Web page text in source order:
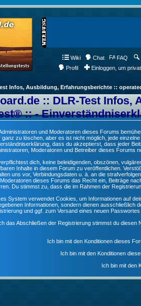
Wiki Chat FAQ
Profil
Einloggen, um
Infos, Ausbildung, Erfahrungsberichte ::
:: DLR-Test
:: -
und Moderatoren dieses Forums
ganz zu löschen, aber es ist nicht möglich, jede
dass du akzeptierst, dass jeder
Moderatoren und Betreiber dieses Forums
dich, keine beleidigenden, obszönen,
Inhalte in diesem Forum zu veröffentlichen.
uns vor, Verbindungsdaten u. ä. an die
dieses Forums das Recht ein, Beiträge
Du stimmst zu, dass die im Rahmen der
System verwendet Cookies, um Informationen auf
Informationen, sondern dienen ausschließlich
und ggf. zum Versand eines neuen
das Abschließen der Registrierung stimmst du diesen
Ich bin mit den Konditionen dieses
Ich bin mit den Konditionen
Ich bin mit den